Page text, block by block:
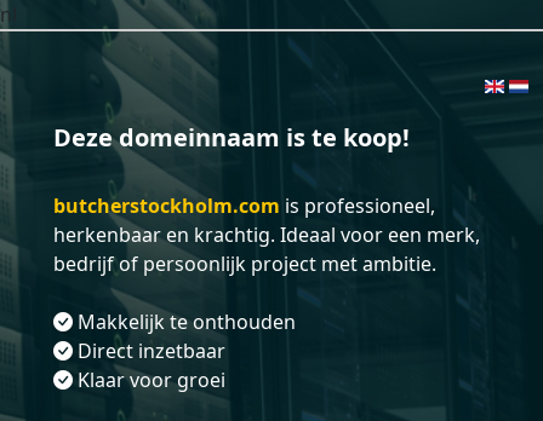
nl
Deze domeinnaam is te koop!
butcherstockholm.com is professioneel,
herkenbaar en krachtig. Ideaal voor een merk,
bedrijf of persoonlijk project met ambitie.
Makkelijk te onthouden
Direct inzetbaar
Klaar voor groei